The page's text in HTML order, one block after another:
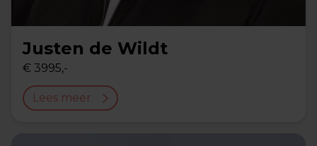
Justen de Wildt
€ 3995,-
Lees meer